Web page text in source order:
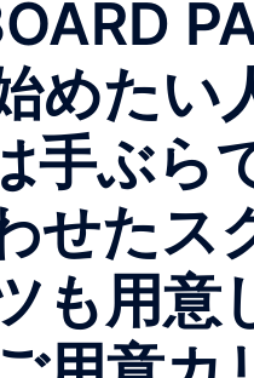
めたい
手ぶら
たス
も用意